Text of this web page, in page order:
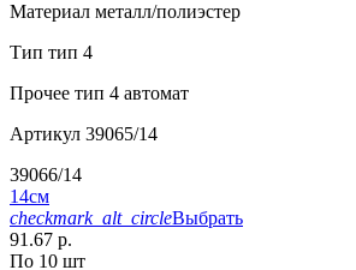
Материал металл/полиэстер
Тип тип 4
Прочее тип 4 автомат
Артикул 39065/14
39066/14
14см
checkmark_alt_circleВыбрать
91.67 р.
По 10 шт